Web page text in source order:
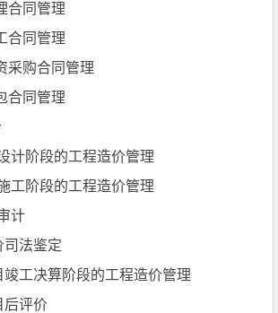
合同管理
合同管理
采购合同管理
合同管理
计阶段的工程造价管理
工阶段的工程造价管理
计
司法鉴定
竣工决算阶段的工程造价管理
后评价